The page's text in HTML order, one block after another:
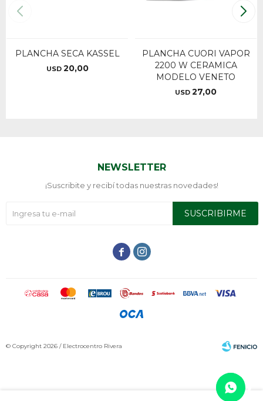
PLANCHA SECA KASSEL
USD 20,00
PLANCHA CUORI VAPOR
2200 W CERAMICA
MODELO VENETO
USD 27,00
NEWSLETTER
¡Suscribite y recibí todas nuestras novedades!
SUSCRIBIRME
 
© Copyright 2026 / Electrocentro Rivera